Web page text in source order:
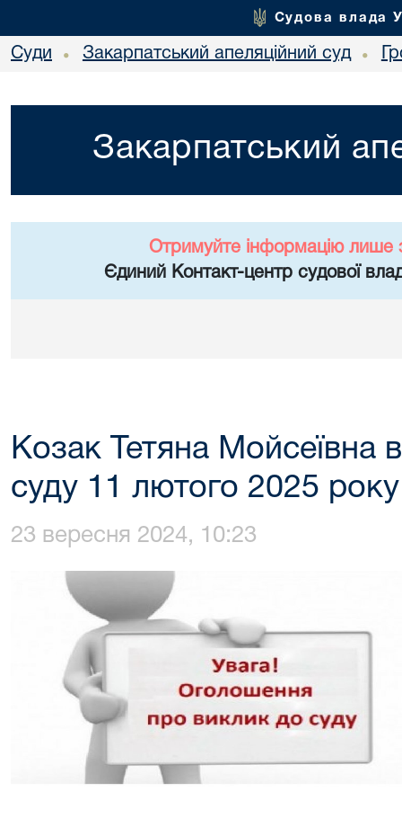
Судова влада
Суди • Закарпатський апеляційний суд •
Закарпатський
Отримуйте інформацію лише
Єдиний Контакт-центр судової
Козак Тетяна Мойсеївна
суду 11 лютого 2025 року
23 вересня 2024, 10:23